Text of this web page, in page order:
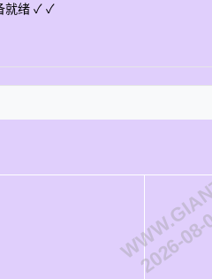
就绪 ✓ ✓
2026-